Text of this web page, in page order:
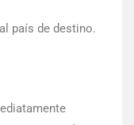
país de destino.